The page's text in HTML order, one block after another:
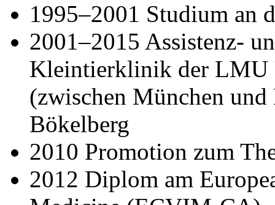
1995–2001 Studium an
2001–2015 Assistenz-
Kleintierklinik der LMU
(zwischen München
Bökelberg
2010 Promotion zum
2012 Diplom am